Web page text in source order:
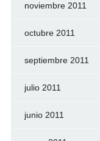
noviembre 2011
octubre 2011
septiembre 2011
julio 2011
junio 2011